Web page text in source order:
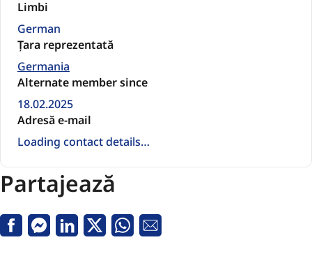
Limbi
German
Țara reprezentată
Germania
Alternate member since
18.02.2025
Adresă e-mail
Loading contact details…
Partajează
FacebookMessenger
LinkedinTwitterWhatsapp
email